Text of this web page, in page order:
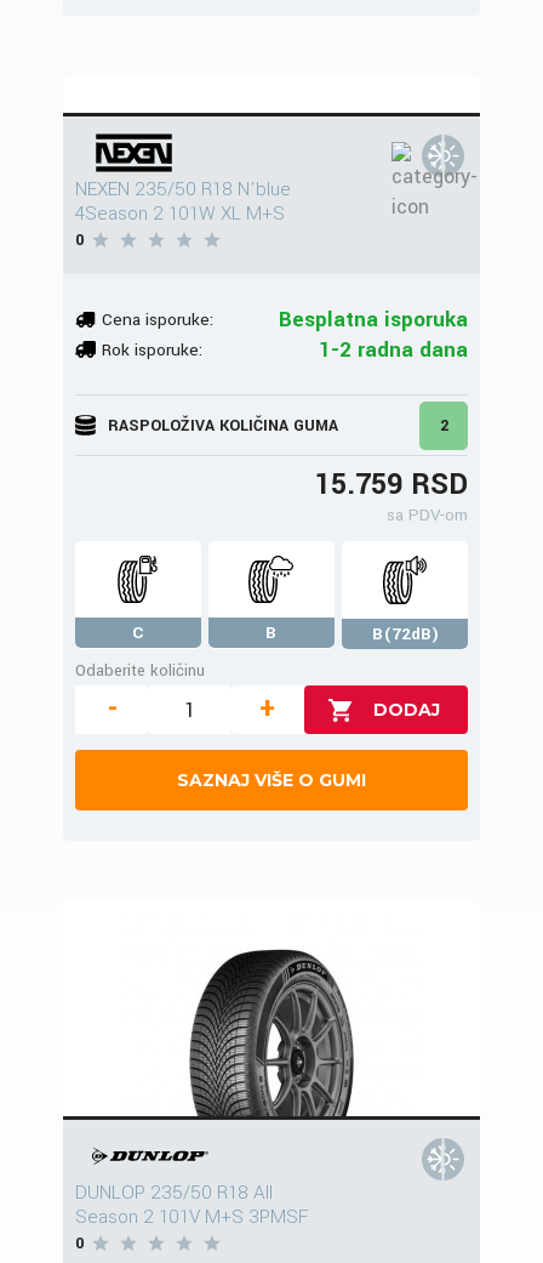
NEXEN 235/50 R18 N'blue
4Season 2 101W XL M+S
0
Cena isporuke: Besplatna isporuka
Rok isporuke: 1-2 radna dana
RASPOLOŽIVA KOLIČINA GUMA 2
15.759 RSD
sa PDV-om
C B
B(72dB)
Odaberite količinu
- +
SAZNAJ VIŠE O GUMI
DUNLOP 235/50 R18 All
Season 2 101V M+S 3PMSF
0